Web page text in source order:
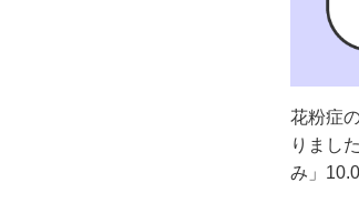
花粉症
りまし
み」